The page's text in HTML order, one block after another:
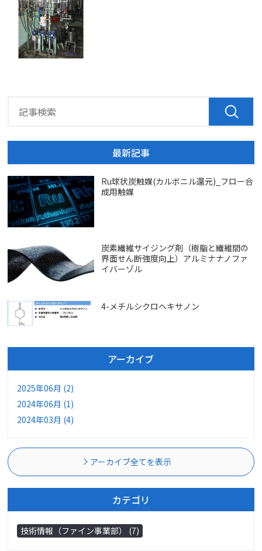
最新記事
Ru球状炭触媒(カルボニル還元)_フロー合
成用触媒
炭素繊維サイジング剤（樹脂と繊維間の
界面せん断強度向上）アルミナナノファ
イバーゾル
4-メチルシクロヘキサノン
アーカイブ
2025年06月 (2)
2024年06月 (1)
2024年03月 (4)
アーカイブ全てを表示
カテゴリ
技術情報（ファイン事業部） (7)